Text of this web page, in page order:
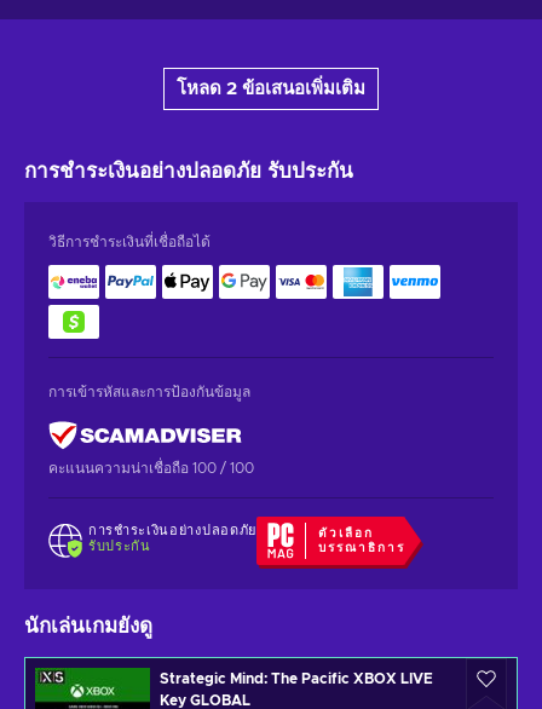
โหลด 2 ข้อเสนอเพิ่มเติม
การชำระเงินอย่างปลอดภัย รับประกัน
วิธีการชำระเงินที่เชื่อถือได้
การเข้ารหัสและการป้องกันข้อมูล
คะแนนความน่าเชื่อถือ 100 / 100
การชำระเงินอย่างปลอดภัย
รับประกัน
ตัวเลือก
บรรณาธิการ
นักเล่นเกมยังดู
Strategic Mind: The Pacific XBOX LIVE
Key GLOBAL